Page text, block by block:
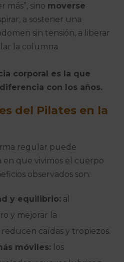
más”, sino moverse
a sostener una
sin tensión, a liberar
la columna
corporal es la que
con los años.
del Pilates en la
regular puede
en que vivimos el cuerpo
observados son:
y equilibrio: al
y mejorar la
caídas y tropiezos.
móviles: los